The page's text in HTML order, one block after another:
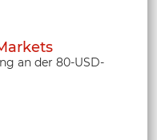
an der 80-USD-